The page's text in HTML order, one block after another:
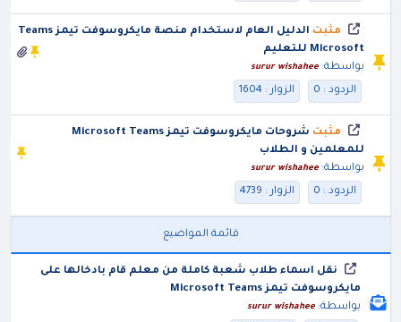
مثبت
الدليل العام لاستخدام منصة مايكروسوفت تيمز Teams
Microsoft للتعليم
بواسطة:surur wishahee
الردود : 0 الزوار : 1604
مثبت
شروحات مايكروسوفت تيمز Microsoft Teams
للمعلمين و الطلاب
بواسطة:surur wishahee
الردود : 0 الزوار : 4739
قائمة المواضيع
نقل اسماء طلاب شعبة كاملة من معلم قام بادخالها على
مايكروسوفت تيمز Microsoft Teams
بواسطة:surur wishahee